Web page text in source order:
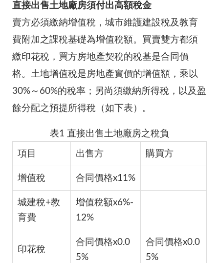
直接出售土地廠房須付出高額稅金
賣方必須繳納增值稅，城市維護建設稅及教育
費附加之課稅基礎為增值稅額。買賣雙方都須
繳印花稅，買方房地產契稅的稅基是合同價
格。土地增值稅是房地產實價的增值額，乘以
30%～60%的稅率；另尚須繳納所得稅，以及盈
餘分配之預提所得稅（如下表）。
表1 直接出售土地廠房之稅負
項目 出售方 購買方
增值稅 合同價格x11%
城建稅+教
育費
增值稅額x6%-
12%
印花稅
合同價格x0.0
5%
合同價格x0.0
5%